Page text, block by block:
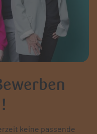
keine passende